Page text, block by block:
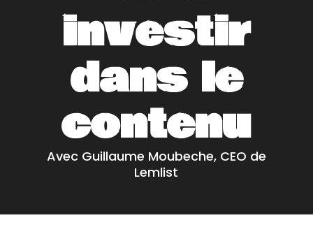
investir
dans le
contenu
Avec Guillaume Moubeche, CEO de
Lemlist